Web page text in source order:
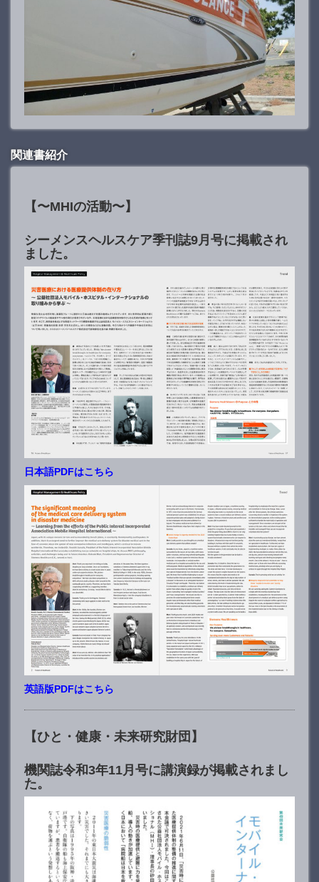
関連書紹介
【〜MHIの活動〜】
シーメンスヘルスケア季刊誌9月号に掲載され
ました。
日本語PDFはこちら
英語版PDFはこちら
【ひと・健康・未来研究財団】
機関誌令和3年11月号に講演録が掲載されまし
た。